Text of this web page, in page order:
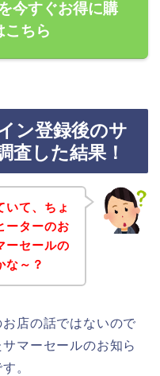
今すぐお得に購
こちら
ン登録後のサ
査した結果！
いて、ちょ
ーターのお
ーセールの
な～？
店の話ではないので
マーセールのお知ら
。